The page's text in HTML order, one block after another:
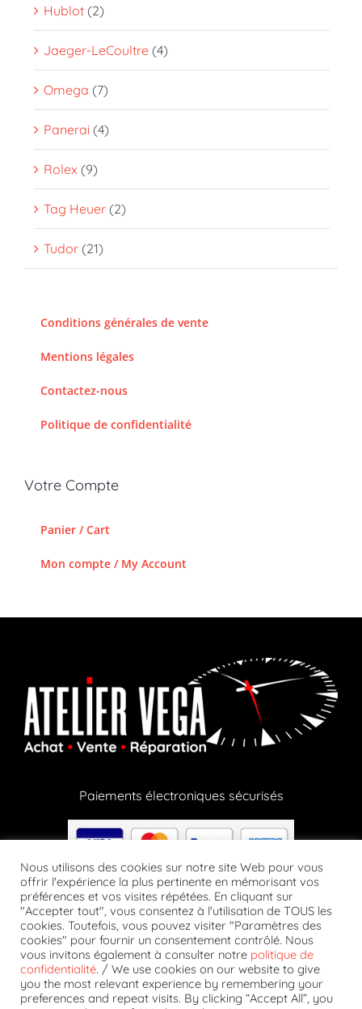
Hublot (2)
Jaeger-LeCoultre (4)
Omega (7)
Panerai (4)
Rolex (9)
Tag Heuer (2)
Tudor (21)
Conditions générales de vente
Mentions légales
Contactez-nous
Politique de confidentialité
Votre Compte
Panier / Cart
Mon compte / My Account
Paiements électroniques sécurisés
Paiements en crypto via notre partenaire Lizy
Suivez-nous
Nous utilisons des cookies sur notre site Web pour vous
offrir l'expérience la plus pertinente en mémorisant vos
préférences et vos visites répétées. En cliquant sur
"Accepter tout", vous consentez à l'utilisation de TOUS les
cookies. Toutefois, vous pouvez visiter "Paramètres des
cookies" pour fournir un consentement contrôlé. Nous
vous invitons également à consulter notre politique de
confidentialité. / We use cookies on our website to give
you the most relevant experience by remembering your
preferences and repeat visits. By clicking “Accept All”, you